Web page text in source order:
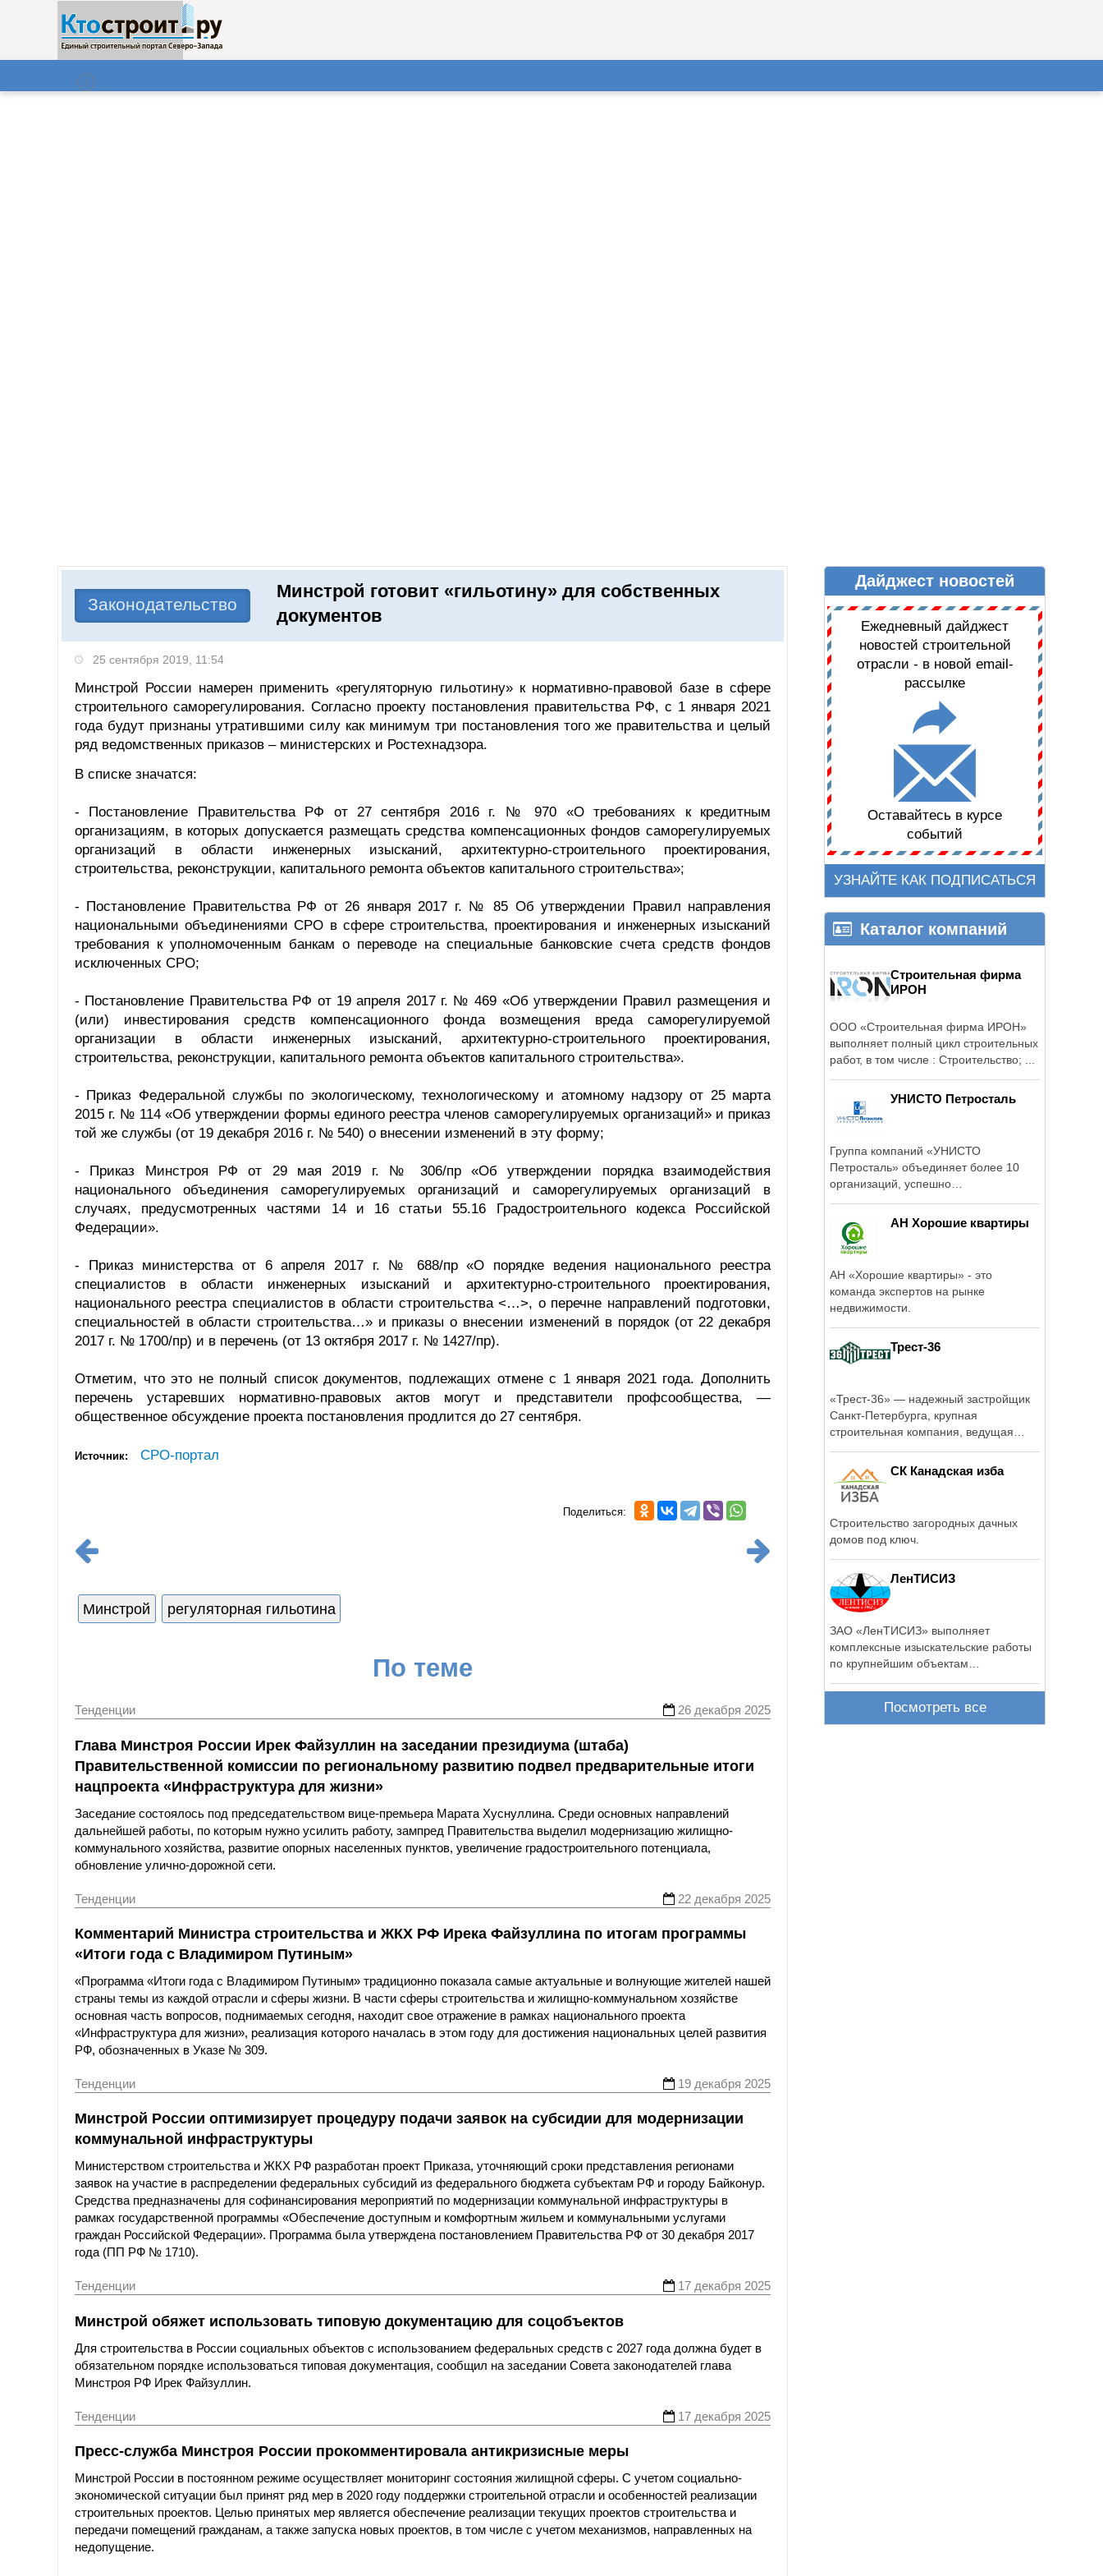
ДАЙДЖЕСТ НОВОСТЕЙ
Законодательство
Минстрой готовит «гильотину» для собственных
документов
25 сентября 2019, 11:54
Минстрой России намерен применить «регуляторную гильотину» к нормативно-правовой базе в сфере
строительного саморегулирования. Согласно проекту постановления правительства РФ, с 1 января 2021
года будут признаны утратившими силу как минимум три постановления того же правительства и целый
ряд ведомственных приказов – министерских и Ростехнадзора.
В списке значатся:
- Постановление Правительства РФ от 27 сентября 2016 г. № 970 «О требованиях к кредитным
организациям, в которых допускается размещать средства компенсационных фондов саморегулируемых
организаций в области инженерных изысканий, архитектурно-строительного проектирования,
строительства, реконструкции, капитального ремонта объектов капитального строительства»;
- Постановление Правительства РФ от 26 января 2017 г. № 85 Об утверждении Правил направления
национальными объединениями СРО в сфере строительства, проектирования и инженерных изысканий
требования к уполномоченным банкам о переводе на специальные банковские счета средств фондов
исключенных СРО;
- Постановление Правительства РФ от 19 апреля 2017 г. № 469 «Об утверждении Правил размещения и
(или) инвестирования средств компенсационного фонда возмещения вреда саморегулируемой
организации в области инженерных изысканий, архитектурно-строительного проектирования,
строительства, реконструкции, капитального ремонта объектов капитального строительства».
- Приказ Федеральной службы по экологическому, технологическому и атомному надзору от 25 марта
2015 г. № 114 «Об утверждении формы единого реестра членов саморегулируемых организаций» и приказ
той же службы (от 19 декабря 2016 г. № 540) о внесении изменений в эту форму;
- Приказ Минстроя РФ от 29 мая 2019 г. № 306/пр «Об утверждении порядка взаимодействия
национального объединения саморегулируемых организаций и саморегулируемых организаций в
случаях, предусмотренных частями 14 и 16 статьи 55.16 Градостроительного кодекса Российской
Федерации».
- Приказ министерства от 6 апреля 2017 г. № 688/пр «О порядке ведения национального реестра
специалистов в области инженерных изысканий и архитектурно-строительного проектирования,
национального реестра специалистов в области строительства <…>, о перечне направлений подготовки,
специальностей в области строительства…» и приказы о внесении изменений в порядок (от 22 декабря
2017 г. № 1700/пр) и в перечень (от 13 октября 2017 г. № 1427/пр).
Отметим, что это не полный список документов, подлежащих отмене с 1 января 2021 года. Дополнить
перечень устаревших нормативно-правовых актов могут и представители профсообщества, —
общественное обсуждение проекта постановления продлится до 27 сентября.
Источник: СРО-портал
Поделиться:
Минстрой регуляторная гильотина
По теме
Тенденции 26 декабря 2025
Глава Минстроя России Ирек Файзуллин на заседании президиума (штаба)
Правительственной комиссии по региональному развитию подвел предварительные итоги
нацпроекта «Инфраструктура для жизни»
Заседание состоялось под председательством вице-премьера Марата Хуснуллина. Среди основных направлений
дальнейшей работы, по которым нужно усилить работу, зампред Правительства выделил модернизацию жилищно-
коммунального хозяйства, развитие опорных населенных пунктов, увеличение градостроительного потенциала,
обновление улично-дорожной сети.
Тенденции 22 декабря 2025
Комментарий Министра строительства и ЖКХ РФ Ирека Файзуллина по итогам программы
«Итоги года с Владимиром Путиным»
«Программа «Итоги года с Владимиром Путиным» традиционно показала самые актуальные и волнующие жителей нашей
страны темы из каждой отрасли и сферы жизни. В части сферы строительства и жилищно-коммунальном хозяйстве
основная часть вопросов, поднимаемых сегодня, находит свое отражение в рамках национального проекта
«Инфраструктура для жизни», реализация которого началась в этом году для достижения национальных целей развития
РФ, обозначенных в Указе № 309.
Тенденции 19 декабря 2025
Минстрой России оптимизирует процедуру подачи заявок на субсидии для модернизации
коммунальной инфраструктуры
Министерством строительства и ЖКХ РФ разработан проект Приказа, уточняющий сроки представления регионами
заявок на участие в распределении федеральных субсидий из федерального бюджета субъектам РФ и городу Байконур.
Средства предназначены для софинансирования мероприятий по модернизации коммунальной инфраструктуры в
рамках государственной программы «Обеспечение доступным и комфортным жильем и коммунальными услугами
граждан Российской Федерации». Программа была утверждена постановлением Правительства РФ от 30 декабря 2017
года (ПП РФ № 1710).
Тенденции 17 декабря 2025
Минстрой обяжет использовать типовую документацию для соцобъектов
Для строительства в России социальных объектов с использованием федеральных средств с 2027 года должна будет в
обязательном порядке использоваться типовая документация, сообщил на заседании Совета законодателей глава
Минстроя РФ Ирек Файзуллин.
Тенденции 17 декабря 2025
Пресс-служба Минстроя России прокомментировала антикризисные меры
Минстрой России в постоянном режиме осуществляет мониторинг состояния жилищной сферы. С учетом социально-
экономической ситуации был принят ряд мер в 2020 году поддержки строительной отрасли и особенностей реализации
строительных проектов. Целью принятых мер является обеспечение реализации текущих проектов строительства и
передачи помещений гражданам, а также запуска новых проектов, в том числе с учетом механизмов, направленных на
недопущение.
Дайджест новостей
Ежедневный дайджест
новостей строительной
отрасли - в новой email-
рассылке
Оставайтесь в курсе
событий
УЗНАЙТЕ КАК ПОДПИСАТЬСЯ
Каталог компаний
Строительная фирма
ИРОН
ООО «Строительная фирма ИРОН»
выполняет полный цикл строительных
работ, в том числе : Строительство; ...
УНИСТО Петросталь
Группа компаний «УНИСТО
Петросталь» объединяет более 10
организаций, успешно
АН Хорошие квартиры
АН «Хорошие квартиры» - это
команда экспертов на рынке
недвижимости.
Трест-36
«Трест-36» — надежный застройщик
Санкт-Петербурга, крупная
строительная компания, ведущая
СК Канадская изба
Строительство загородных дачных
домов под ключ.
ЛенТИСИЗ
ЗАО «ЛенТИСИЗ» выполняет
комплексные изыскательские работы
по крупнейшим объектам
Посмотреть все